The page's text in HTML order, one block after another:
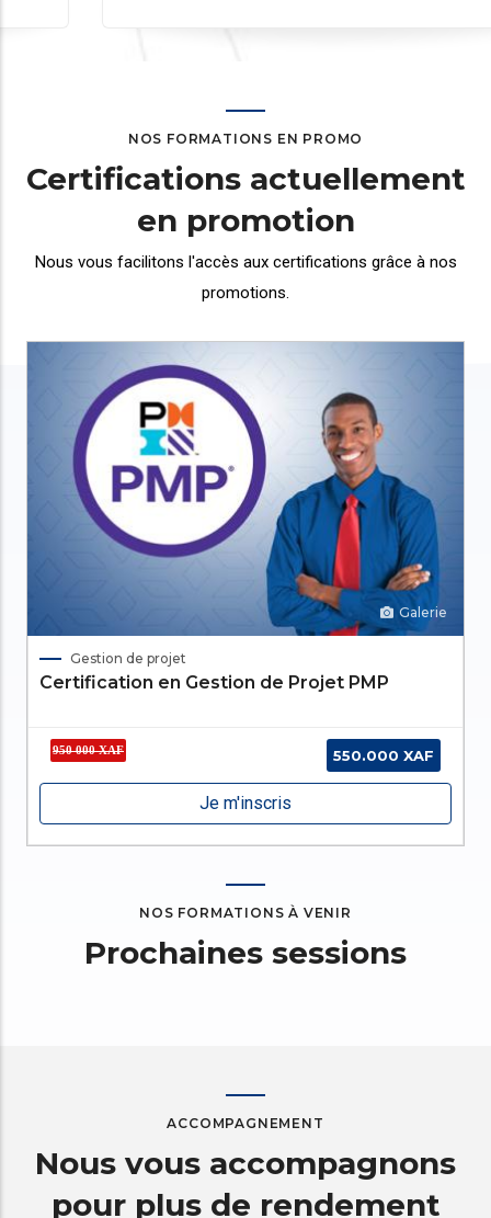
NOS FORMATIONS EN PROMO
Certifications actuellement
en promotion
Nous vous facilitons l'accès aux certifications grâce à nos
promotions.
Galerie
Réseaux
Formation en administration Réseaux Cisco
CCNA
750 000 XAF 550.000 XAF
Je m'inscris
NOS FORMATIONS À VENIR
Prochaines sessions
ACCOMPAGNEMENT
Nous vous accompagnons
pour plus de rendement